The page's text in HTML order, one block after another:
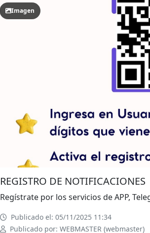
Imagen
REGISTRO DE NOTIFICACIONES
Regístrate por los servicios de APP,
Publicado el: 05/11/2025 11:34
Publicado por: WEBMASTER (webmaster)